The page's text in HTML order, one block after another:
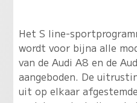
Het S line-
wordt voor bijna alle
van de Audi A8 en de
aangeboden. De
uit op elkaar